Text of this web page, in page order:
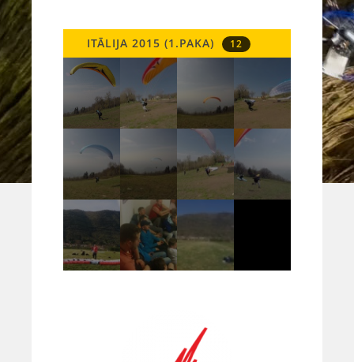
ITĀLIJA 2015 (1.PAKA) 12